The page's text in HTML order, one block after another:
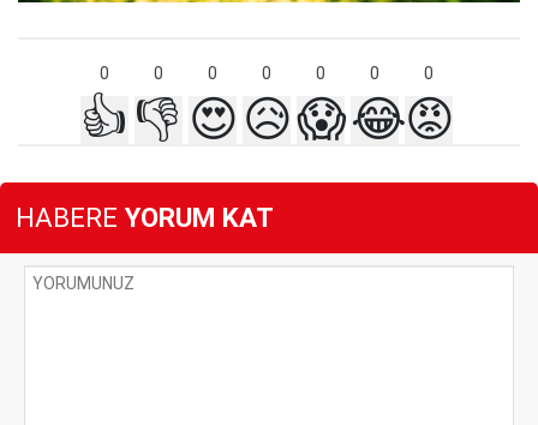
0 0 0 0 0 0 0
👍 👎 😍😥😱😂😡
HABERE YORUM KAT